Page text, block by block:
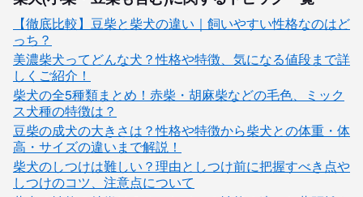
【徹底比較】豆柴と柴犬の違い｜飼いやすい性格なのはど
っち？
美濃柴犬ってどんな犬？性格や特徴、気になる値段まで詳
しくご紹介！
柴犬の全5種類まとめ！赤柴・胡麻柴などの毛色、ミック
ス犬種の特徴は？
豆柴の成犬の大きさは？性格や特徴から柴犬との体重・体
高・サイズの違いまで解説！
柴犬のしつけは難しい？理由としつけ前に把握すべき点や
しつけのコツ、注意点について